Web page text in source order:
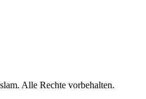
Alle Rechte vorbehalten.